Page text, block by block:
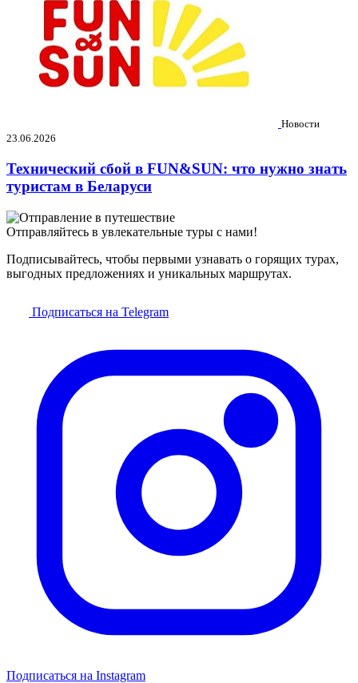
Новости
23.06.2026
Технический сбой в FUN&SUN: что нужно знать
туристам в Беларуси
Отправляйтесь в увлекательные туры с нами!
Подписывайтесь, чтобы первыми узнавать о горящих турах,
выгодных предложениях и уникальных маршрутах.
Подписаться на Telegram
Подписаться на Instagram